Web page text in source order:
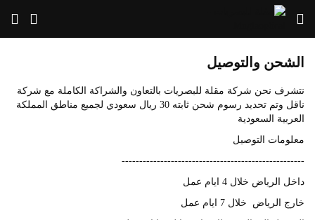
الشحن والتوصيل
نتشرف نحن شركة مقلة للبصريات بالتعاون والشراكة الكاملة مع شركة
ناقل وتم تحديد رسوم شحن ثابته 30 ريال سعودي لجميع مناطق المملكة
العربية السعودية
معلومات التوصيل
----------------------------------------------------
داخل الرياض خلال 4 ايام عمل
خارج الرياض خلال 7 ايام عمل